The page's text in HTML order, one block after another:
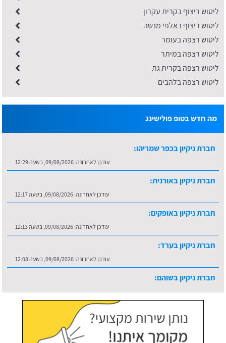
ליטוש ריצוף בקרית עקרון
ליטוש ריצוף באלפי מנשה
ליטוש רצפה בעומר
ליטוש רצפה במיתר
ליטוש רצפה בקרית גת
ליטוש רצפה בלהבים
מה חדש בטופ פולישינג
עודכן לאחרונה:09/08/2026, בשעה 12:17
עודכן לאחרונה:09/08/2026, בשעה 12:13
עודכן לאחרונה:09/08/2026, בשעה 12:08
עודכן לאחרונה:09/08/2026, בשעה 12:34